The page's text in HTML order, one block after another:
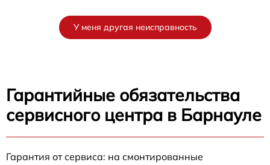
У меня другая неисправность
Гарантийные обязательства
сервисного центра в Барнауле
Гарантия от сервиса: на смонтированные